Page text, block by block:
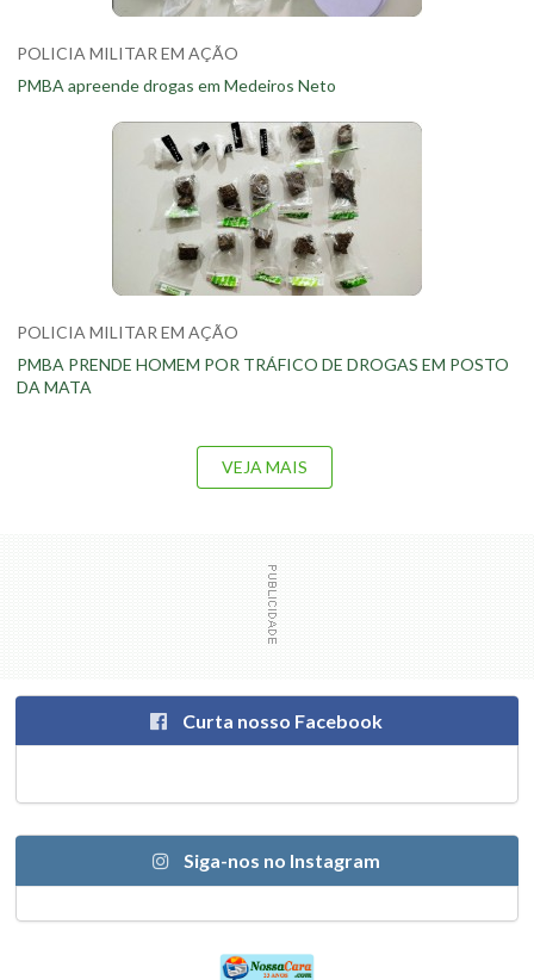
POLICIA MILITAR EM AÇÃO
PMBA apreende drogas em Medeiros Neto
POLICIA MILITAR EM AÇÃO
PMBA PRENDE HOMEM POR TRÁFICO DE DROGAS EM POSTO
DA MATA
VEJA MAIS
Curta nosso Facebook
Siga-nos no Instagram